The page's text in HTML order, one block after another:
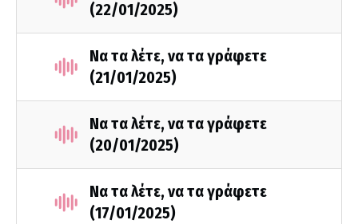
(22/01/2025)
Να τα λέτε, να τα γράφετε
(21/01/2025)
Να τα λέτε, να τα γράφετε
(20/01/2025)
Να τα λέτε, να τα γράφετε
(17/01/2025)